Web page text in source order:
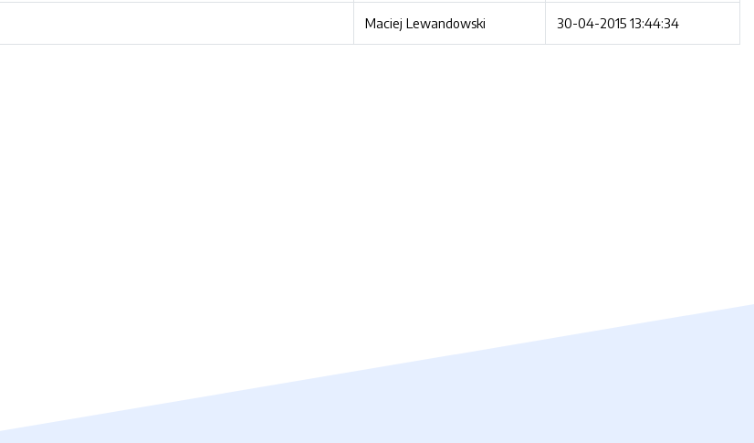
Maciej Lewandowski 30-04-2015 13:44:34